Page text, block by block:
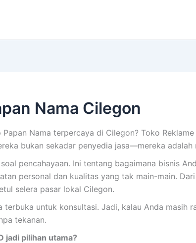
Nama Cilegon
Nama terpercaya di Cilegon? Toko
bukan sekadar penyedia jasa—mereka
pencahayaan. Ini tentang bagaimana bisnis
personal dan kualitas yang tak main-main.
selera pasar lokal Cilegon.
terbuka untuk konsultasi. Jadi, kalau Anda masih
tekanan.
jadi pilihan utama?